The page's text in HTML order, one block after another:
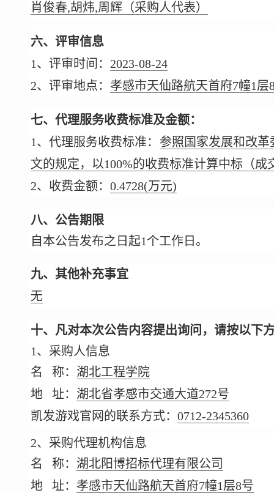
肖俊春,胡炜,周辉（采购人代表）
六、评审信息
1、评审时间： 2023-08-24
2、评审地点： 孝感市天仙路航天首府7幢1层
七、代理服务收费标准及金额：
1、代理服务收费标准： 参照 国家发展和改
文的规定，以100%的收费标准计算中标（
2、收费金额： 0.4728(万元)
八、公告期限
自本公告发布之日起1个工作日。
九、其他补充事宜
无
十、凡对本次公告内容提出询问，请按以下
1、采购人信息
名 称： 湖北工程学院
地 址： 湖北省孝感市交通大道272号
凯发游戏官网的联系方式： 0712-2345360
2、采购代理机构信息
名 称： 湖北阳博招标代理有限公司
地 址： 孝感市天仙路航天首府7幢1层8号